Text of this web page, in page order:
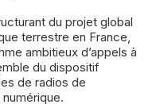
du projet global
terrestre en France,
ambitieux d’appels à
du dispositif
de radios de